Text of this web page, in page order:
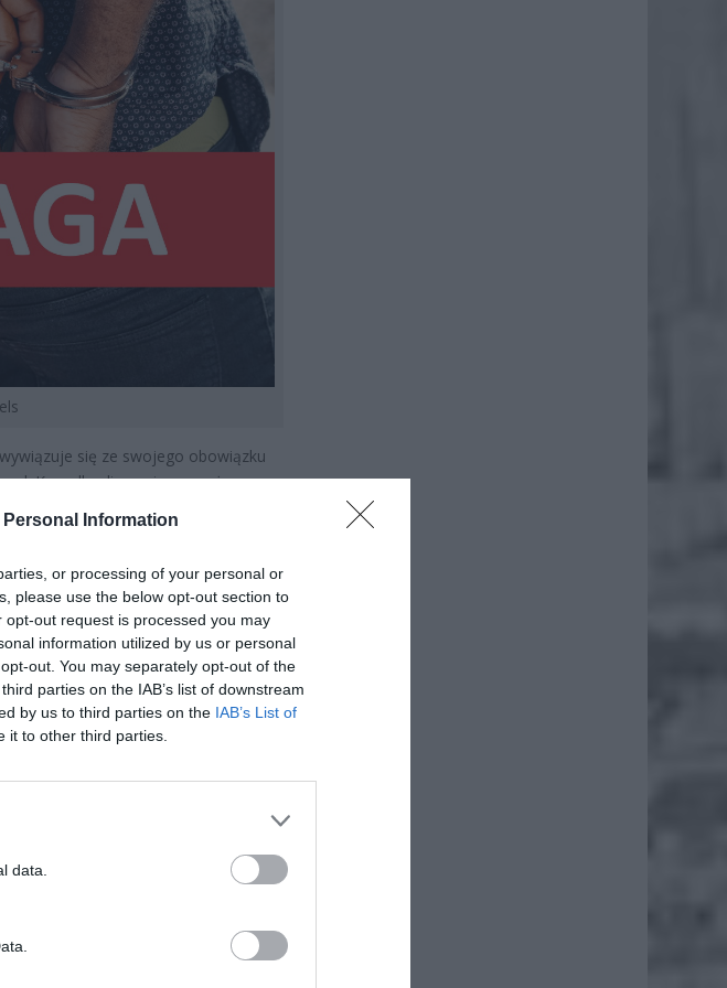
Information
or processing of your personal or
please use the below opt-out section to
out request is processed you may
information utilized by us or personal
out. You may separately opt-out of the
parties on the IAB’s list of downstream
by us to third parties on the IAB’s List of
it to other third parties.
data.
się ze swojego obowiązku
Kara dla alimenciarzy może
aż o 150 zł, a to dopiero